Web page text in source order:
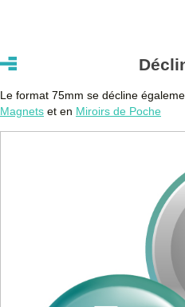
Le format 75mm se décline
Magnets et en Miroirs de Poche